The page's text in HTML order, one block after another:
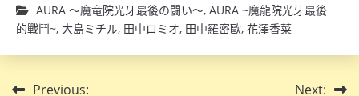
AURA 〜魔竜院光牙最後の闘い〜, AURA ~魔龍院光牙最後
的戰鬥~, 大島ミチル, 田中ロミオ, 田中羅密歐, 花澤香菜
Previous:
Next: